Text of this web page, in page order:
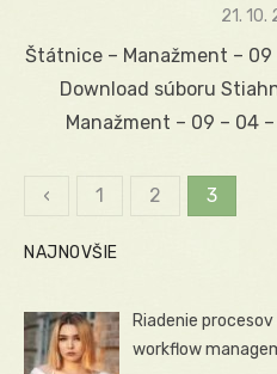
Posted
21. 10.
Štátnice – Manažment –
Download súboru
Manažment – 09 – 04
Stránkovanie
príspevkov
‹ 1 2 3
NAJNOVŠIE
Riadenie
workflow